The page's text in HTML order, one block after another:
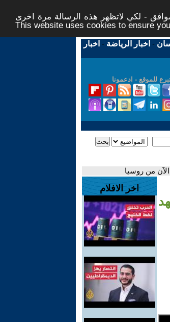
- لكي لاتظهر هذه الرسالة مرة اخرى -
This website uses cookies to ensure
- اخبار الرياضة - اخبار
للموقع - ادعمونا
من روسيا
اخر الافلام